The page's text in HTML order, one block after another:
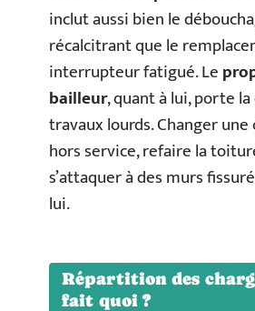
inclut aussi bien le
récalcitrant que le
interrupteur fatigué. Le
bailleur, quant à lui, porte
travaux lourds. Changer
hors service, refaire la
s’attaquer à des murs
lui.
Répartition des
fait quoi ?